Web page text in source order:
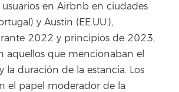
en Airbnb en ciudades
y Austin (EE.UU.),
2022 y principios de 2023,
aquellos que mencionaban el
la duración de la estancia. Los
el papel moderador de la